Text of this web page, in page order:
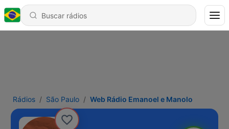
Rádios São Paulo Web Rádio Emanoel e Manolo